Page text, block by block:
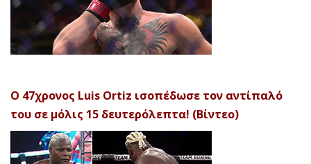
Ο 47χρονος Luis Ortiz ισοπέδωσε τον αντίπαλό
του σε μόλις 15 δευτερόλεπτα! (Βίντεο)